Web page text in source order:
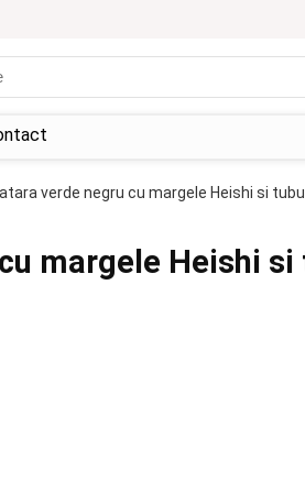
verde negru cu margele Heishi si
margele Heishi